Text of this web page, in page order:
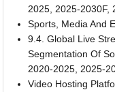
2025, 2025-2030F,
Sports, Media And
9.4. Global Live
Segmentation Of
2020-2025, 2025-
Video Hosting